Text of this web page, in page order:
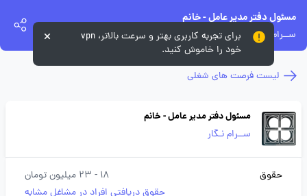
مسئول دفتر مدیر عامل - خانم
ســرام نـگار
لیست فرصت های شغلی
مسئول دفتر مدیر عامل - خانم
ســرام نـگار
حقوق
18 - 23 میلیون تومان
حقوق دریافتی افراد در مشاغل مشابه
برای تجربه کاربری بهتر و سرعت بالاتر، vpn
خود را خاموش کنید.